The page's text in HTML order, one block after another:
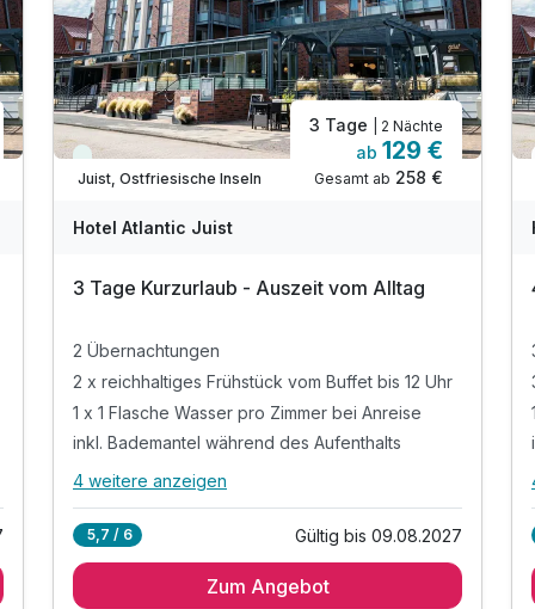
Viele Termine frei
Juist, Ostfriesische Inseln
3 Tage | 2 Nächte
ab 129 €
Gesamt ab 258 €
Hotel Atlantic Juist
3 Tage Kurzurlaub - Auszeit vom Alltag
2 Übernachtungen
2 x reichhaltiges Frühstück vom Buffet bis 12 Uhr
1 x 1 Flasche Wasser pro Zimmer bei Anreise
inkl. Bademantel während des Aufenthalts
Alle Inklusivleistungen
2 x reichhaltiges Frühstück vom Buffet bis 12 Uhr
4 weitere anzeigen
5,7 / 6 Gültig bis 09.08.2027
Zum Angebot